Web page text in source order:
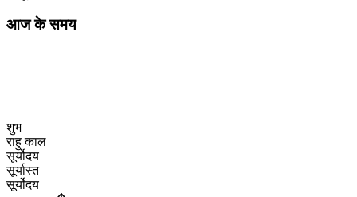
आज के समय
शुभ
राहु काल
सूर्योदय
सूर्यास्त
सूर्योदय